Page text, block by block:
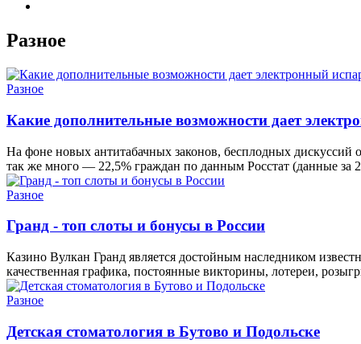
Разное
Разное
Какие дополнительные возможности дает
На фоне новых антитабачных законов, бесплодных
так же много — 22,5% граждан по данным Росстат (данные за
Разное
Гранд - топ слоты и бонусы в России
Казино Вулкан Гранд является достойным наследником
качественная графика, постоянные викторины, лотереи,
Разное
Детская стоматология в Бутово и Подольске